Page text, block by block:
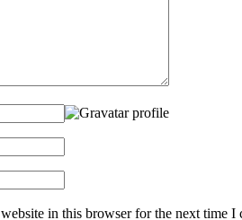
in this browser for the next time I